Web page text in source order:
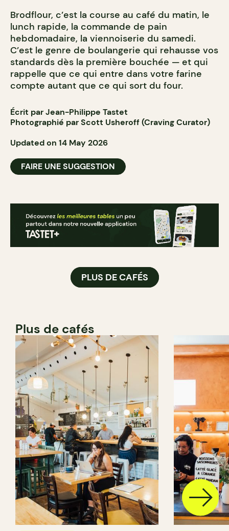
Brodflour, c’est la course au café du matin, le
lunch rapide, la commande de pain
hebdomadaire, la viennoiserie du samedi.
C’est le genre de boulangerie qui rehausse vos
standards dès la première bouchée — et qui
rappelle que ce qui entre dans votre farine
compte autant que ce qui sort du four.
Écrit par Jean-Philippe Tastet
Photographié par Scott Usheroff (Craving Curator)
Updated on 14 May 2026
FAIRE UNE SUGGESTION
PLUS DE CAFÉS
Plus de cafés